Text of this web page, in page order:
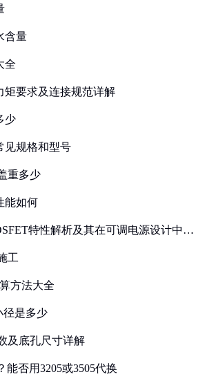
含量
全
矩要求及连接规范详解
少
见规格和型号
重多少
能如何
特性解析及其在可调电源设计中的
工
方法大全
径是多少
及底孔尺寸详解
能否用3205或3505代换